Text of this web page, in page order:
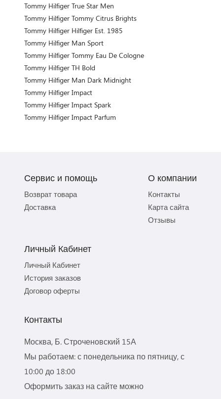
Tommy Hilfiger True Star Men
Tommy Hilfiger Tommy Citrus Brights
Tommy Hilfiger Hilfiger Est. 1985
Tommy Hilfiger Man Sport
Tommy Hilfiger Tommy Eau De Cologne
Tommy Hilfiger TH Bold
Tommy Hilfiger Man Dark Midnight
Tommy Hilfiger Impact
Tommy Hilfiger Impact Spark
Tommy Hilfiger Impact Parfum
Сервис и помощь
Возврат товара
Доставка
О компании
Контакты
Карта сайта
Отзывы
Личный Кабинет
Личный Кабинет
История заказов
Договор оферты
Контакты
Москва, Б. Строченовский 15А
Мы работаем: с понедельника по пятницу, с
10:00 до 18:00
Оформить заказ на сайте можно